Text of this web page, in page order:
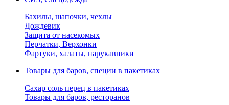
Бахилы, шапочки, чехлы
Дождевик
Защита от насекомых
Перчатки, Верхонки
Фартуки, халаты, нарукавники
Товары для баров, специи в пакетиках
Сахар соль перец в пакетиках
Товары для баров, ресторанов